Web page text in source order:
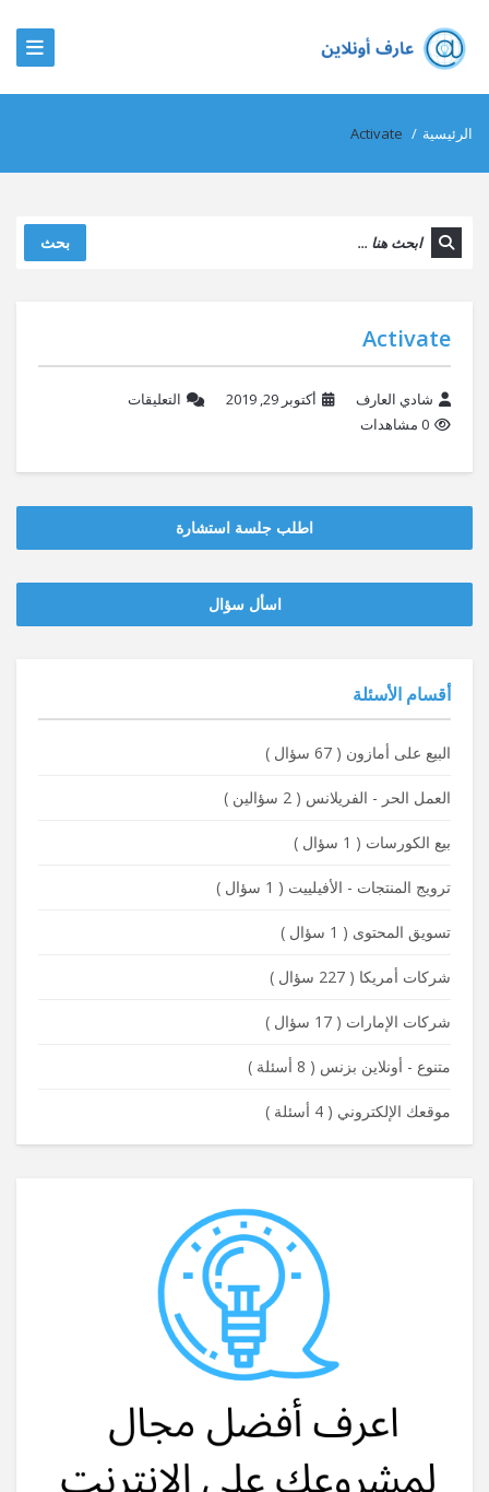
الرئيسية /
Activate
بحث
Activate
شادي العارف أكتوبر 29, 2019
التعليقات
0 مشاهدات
اطلب جلسة استشارة
‫‫اسأل سؤال
أقسام الأسئلة
البيع على أمازون ( 67 سؤال )
العمل الحر - الفريلانس ( 2 سؤالين )
بيع الكورسات ( 1 سؤال )
ترويج المنتجات - الأفيلييت ( 1 سؤال )
تسويق المحتوى ( 1 سؤال )
شركات أمريكا ( 227 سؤال )
شركات الإمارات ( 17 سؤال )
متنوع - أونلاين بزنس ( 8 أسئلة )
موقعك الإلكتروني ( 4 أسئلة )